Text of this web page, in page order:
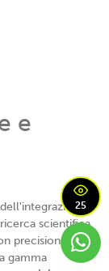
e
scientifica,
precisione alle
gamma
25